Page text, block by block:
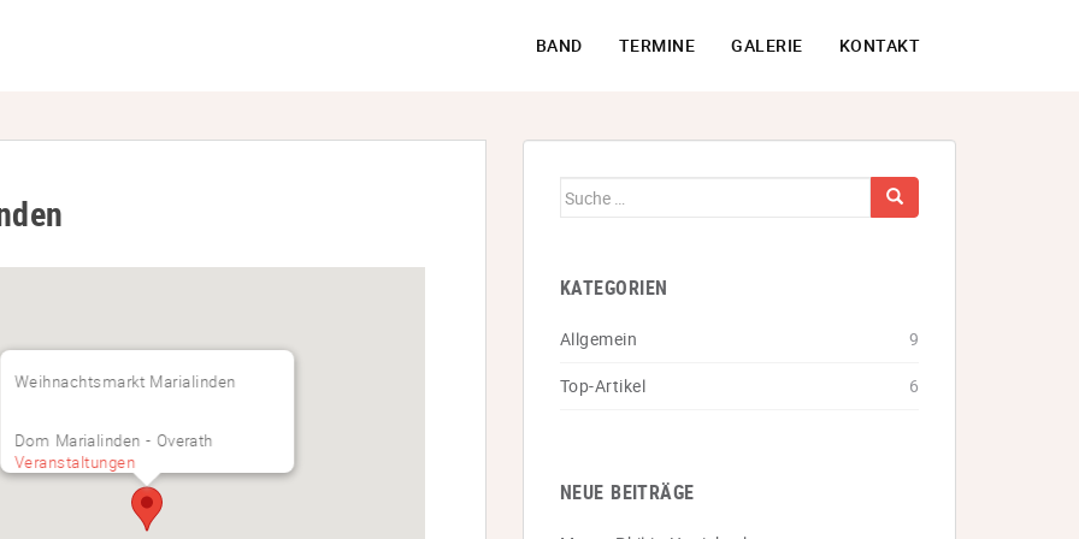
BAND TERMINE GALERIE KONTAKT
Weihnachtsmarkt Marialinden
Dom Marialinden - Overath
Veranstaltungen
Suche
KATEGORIEN
Allgemein 9
Top-Artikel 6
NEUE BEITRÄGE